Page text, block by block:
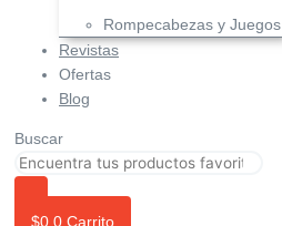
Rompecabezas y Juegos
Revistas
Ofertas
Blog
Buscar
$0 0 Carrito